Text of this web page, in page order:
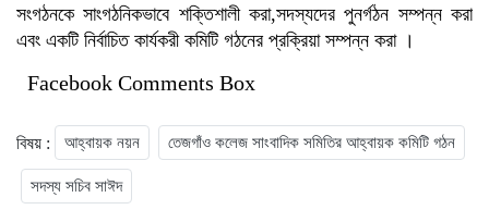
সংগঠনকে সাংগঠনিকভাবে শক্তিশালী করা,সদস্যদের পুনর্গঠন সম্পন্ন করা
এবং একটি নির্বাচিত কার্যকরী কমিটি গঠনের প্রক্রিয়া সম্পন্ন করা ।
Facebook Comments Box
বিষয় : আহ্বায়ক নয়ন তেজগাঁও কলেজ সাংবাদিক সমিতির আহ্বায়ক কমিটি গঠন
সদস্য সচিব সাঈদ